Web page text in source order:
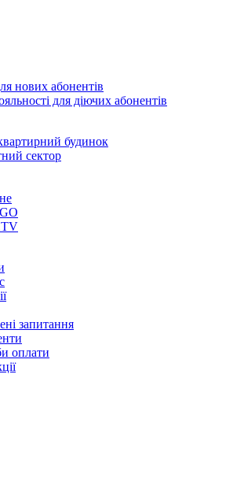
нових абонентів
для діючих абонентів
будинок
сектор
запитання
оплати